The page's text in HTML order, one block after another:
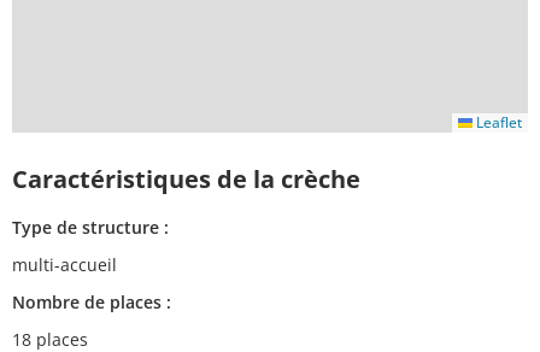
Leaflet
Caractéristiques de la crèche
Type de structure :
multi-accueil
Nombre de places :
18 places